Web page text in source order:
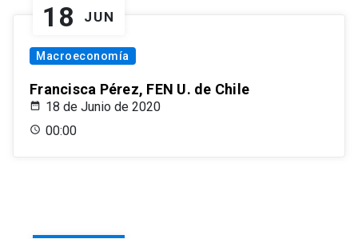
18 JUN
Macroeconomía
Francisca Pérez, FEN U. de Chile
18 de Junio de 2020
00:00